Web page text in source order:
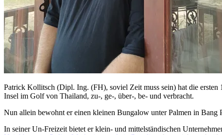
Patrick Kollitsch (Dipl. Ing. (FH), soviel Zeit muss sein) hat die ersten
Insel im Golf von Thailand, zu-, ge-, über-, be- und verbracht.
Nun allein bewohnt er einen kleinen Bungalow unter Palmen in Bang
In seiner Un-Freizeit bietet er klein- und mittelständischen